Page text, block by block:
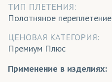
ТИП ПЛЕТЕНИЯ:
Полотняное переплетение
ЦЕНОВАЯ КАТЕГОРИЯ:
Премиум Плюс
Применение в изделиях: